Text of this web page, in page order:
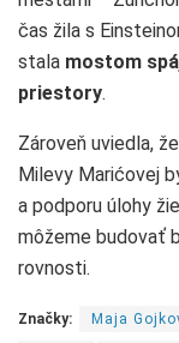
čas žila s
stala mostom
priestory.
Zároveň uviedla,
Milevy Marićovej
a podporu úlohy
môžeme budovať
rovnosti.
Značky: Maja